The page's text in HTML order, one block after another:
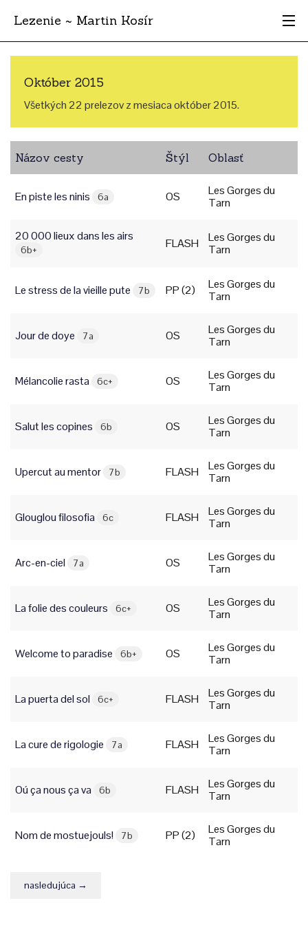
Lezenie ~ Martin Kosír
Najhodnotnejšie
Krajina
Štýl
Archív
Október 2015
Všetkých 22 prelezov z mesiaca október 2015.
Názov cesty Štýl Oblasť
En piste les ninis 6a OS
Les Gorges du
Tarn
20 000 lieux dans les airs
6b+ FLASH
Les Gorges du
Tarn
Le stress de la vieille pute 7b PP (2)
Les Gorges du
Tarn
Jour de doye 7a OS
Les Gorges du
Tarn
Mélancolie rasta 6c+ OS
Les Gorges du
Tarn
Salut les copines 6b OS
Les Gorges du
Tarn
Upercut au mentor 7b FLASH
Les Gorges du
Tarn
Glouglou filosofia 6c FLASH
Les Gorges du
Tarn
Arc-en-ciel 7a OS
Les Gorges du
Tarn
La folie des couleurs 6c+ OS
Les Gorges du
Tarn
Welcome to paradise 6b+ OS
Les Gorges du
Tarn
La puerta del sol 6c+ FLASH
Les Gorges du
Tarn
La cure de rigologie 7a FLASH
Les Gorges du
Tarn
Oú ça nous ça va 6b FLASH
Les Gorges du
Tarn
Nom de mostuejouls! 7b PP (2)
Les Gorges du
Tarn
nasledujúca →